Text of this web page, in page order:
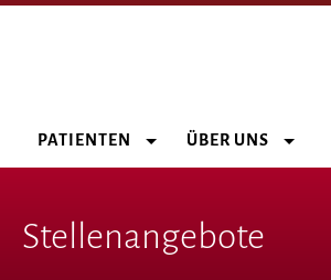
PATIENTEN ÜBER UNS
Stellenangebote